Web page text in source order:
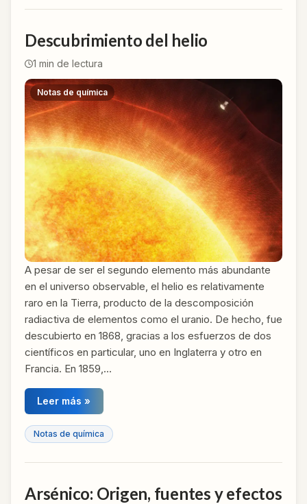
Descubrimiento del helio
1 min de lectura
Notas de química
A pesar de ser el segundo elemento más abundante
en el universo observable, el helio es relativamente
raro en la Tierra, producto de la descomposición
radiactiva de elementos como el uranio. De hecho, fue
descubierto en 1868, gracias a los esfuerzos de dos
científicos en particular, uno en Inglaterra y otro en
Francia. En 1859,…
Leer más »
Notas de química
Arsénico: Origen, fuentes y efectos